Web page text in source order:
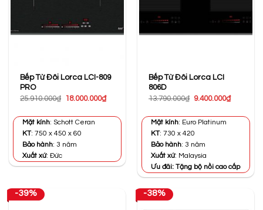
Bếp Từ Đôi Lorca LCI-809
PRO
25.910.000₫
Giá
25.910.000₫.
18.000.000₫Giá
Mặt kính: Schott Ceran
KT: 750 x 450 x 60
Bảo hành: 3 năm
Xuất xứ: Đức
Bếp Từ Đôi Lorca LCI
806D
13.790.000₫ Giá
13.790.000₫.
9.400.000₫Giá
Mặt kính: Euro Platinum
KT: 730 x 420
Bảo hành: 3 năm
Xuất xứ: Malaysia
Ưu đãi: Tặng bộ nồi cao cấp
-39% -38%